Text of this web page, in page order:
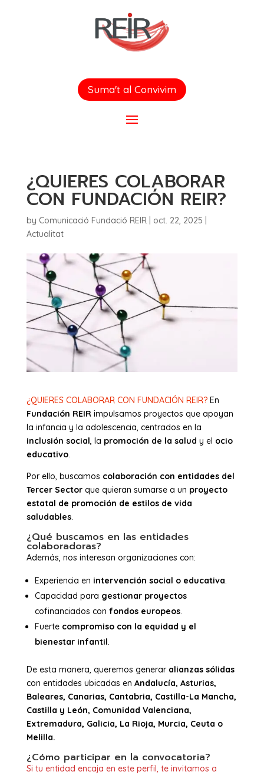
Suma't al Convivim
¿QUIERES COLABORAR
CON FUNDACIÓN REIR?
by Comunicació Fundació REIR| oct. 22, 2025
Actualitat
¿QUIERESCOLABORAR CON FUNDACIÓN REIR? En
Fundación REIRimpulsamos proyectos que apoyan
la infancia y la adolescencia, centrados en la
inclusión social, la promoción de la salud y el ocio
educativo.
Por ello, buscamos colaboración con entidades del
Tercer Sectorque quieran sumarse a un proyecto
estatal de promoción de estilos de vida
saludables.
¿Qué buscamos en las entidades
colaboradoras?
Además, nos interesan organizaciones con:
Experiencia en intervención social o educativa.
Capacidad para gestionar proyectos
cofinanciados con fondos europeos.
Fuerte compromiso con la equidad y el
bienestar infantil.
De esta manera, queremos generar alianzas sólidas
con entidades ubicadas en Andalucía, Asturias,
Baleares, Canarias, Cantabria, Castilla-La Mancha,
Castilla y León, Comunidad Valenciana,
Extremadura, Galicia, La Rioja, Murcia, Ceuta o
Melilla.
¿Cómo participar en la convocatoria?
Si tu entidad encaja en este perfil, te invitamos a